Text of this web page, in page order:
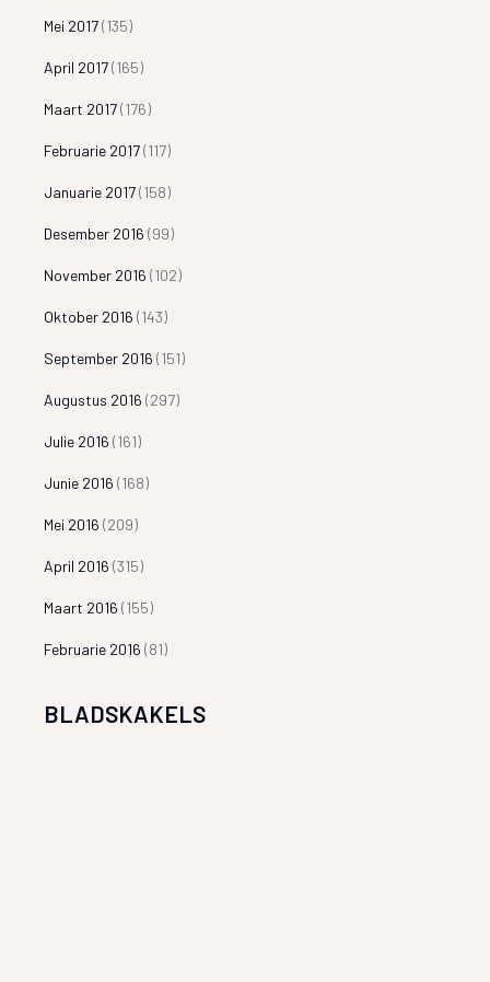
Mei 2017(135)
April 2017(165)
Maart 2017(176)
Februarie 2017(117)
Januarie 2017(158)
Desember 2016 (99)
November 2016 (102)
Oktober 2016 (143)
September 2016 (151)
Augustus 2016 (297)
Julie 2016 (161)
Junie 2016 (168)
Mei 2016 (209)
April 2016 (315)
Maart 2016 (155)
Februarie 2016 (81)
BLADSKAKELS